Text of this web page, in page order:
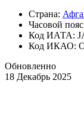
Страна:
Часовой
Код ИАТА:
Код ИКАО:
Обновленно
18 Декабрь 2025